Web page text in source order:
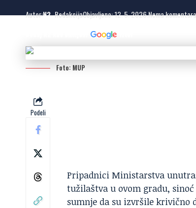
Autor:N2- RedakcijaObjavljeno: 12. 5. 2026.Nema komentara
Foto: MUP
Podeli
Pripadnici Ministarstva
tužilaštva u ovom gradu, sinoć
sumnje da su izvršile krivično